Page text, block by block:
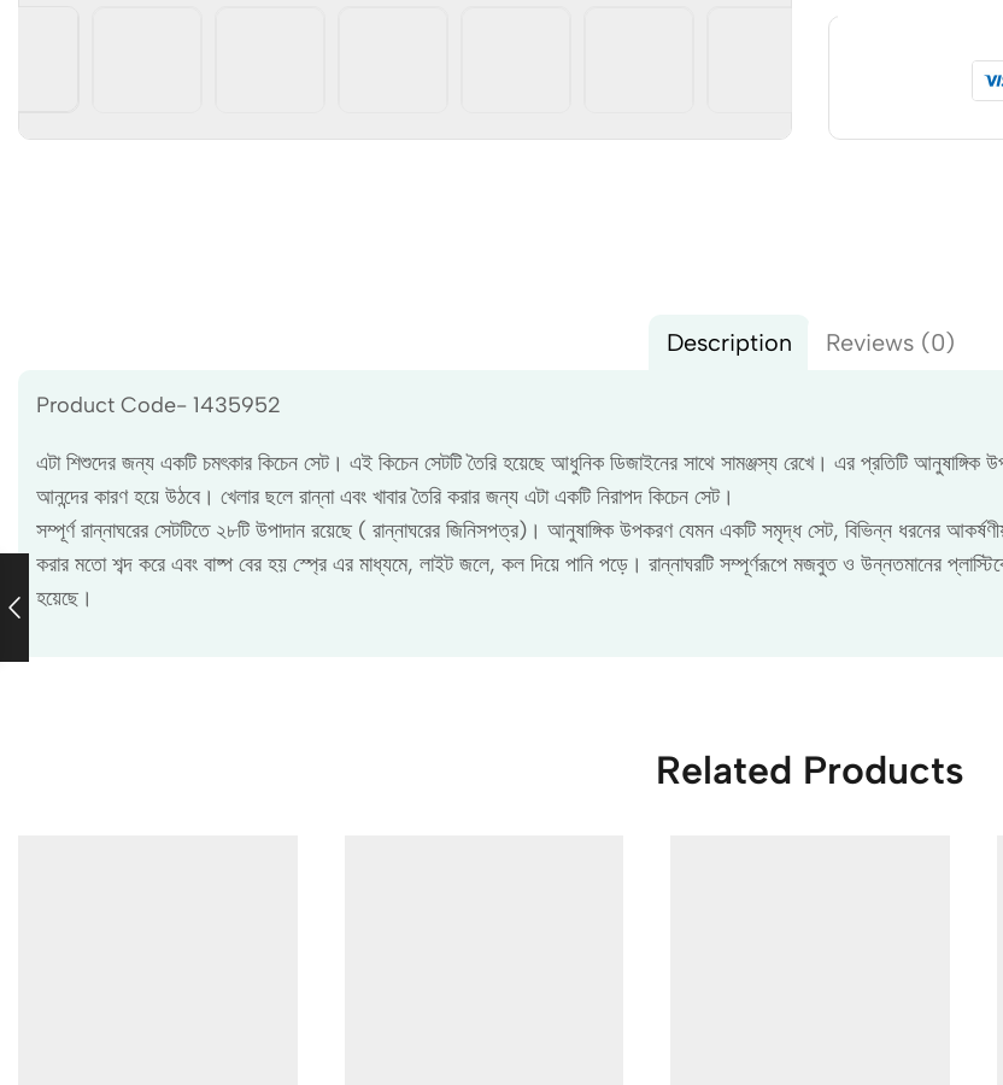
Description Reviews (0)
Product Code- 1435952
এটা শিশুদের জন্য একটি চমৎকার কিচেন সেট। এই কিচেন সেটটি তৈরি হয়েছে আধুনিক ডিজাইনের সাথে সামঞ্জস্য রেখে। এর প্রতিটি
আনন্দের কারণ হয়ে উঠবে। খেলার ছলে রান্না এবং খাবার তৈরি করার জন্য এটা একটি নিরাপদ কিচেন সেট।
সম্পূর্ণ রান্নাঘরের সেটটিতে ২৮টি উপাদান রয়েছে ( রান্নাঘরের জিনিসপত্র)। আনুষাঙ্গিক উপকরণ যেমন একটি সমৃদ্ধ সেট, বিভিন্ন ধরনের
করার মতো শব্দ করে এবং বাষ্প বের হয় স্প্রে এর মাধ্যমে, লাইট জলে, কল দিয়ে পানি পড়ে। রান্নাঘরটি সম্পূর্ণরূপে মজবুত ও উন্নতমানের
হয়েছে।
Related Products